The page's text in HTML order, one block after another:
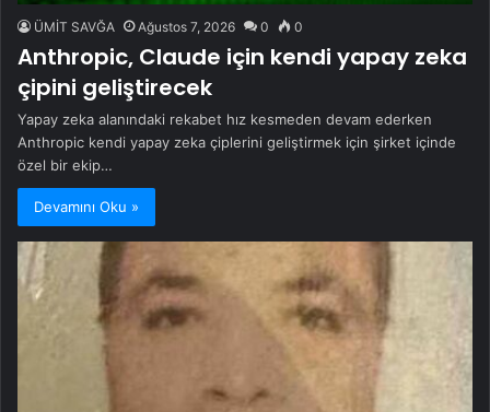
ÜMİT SAVĞA Ağustos 7, 2026 0 0
Anthropic, Claude için kendi yapay zeka
çipini geliştirecek
Yapay zeka alanındaki rekabet hız kesmeden devam ederken
Anthropic kendi yapay zeka çiplerini geliştirmek için şirket içinde
özel bir ekip…
Devamını Oku »